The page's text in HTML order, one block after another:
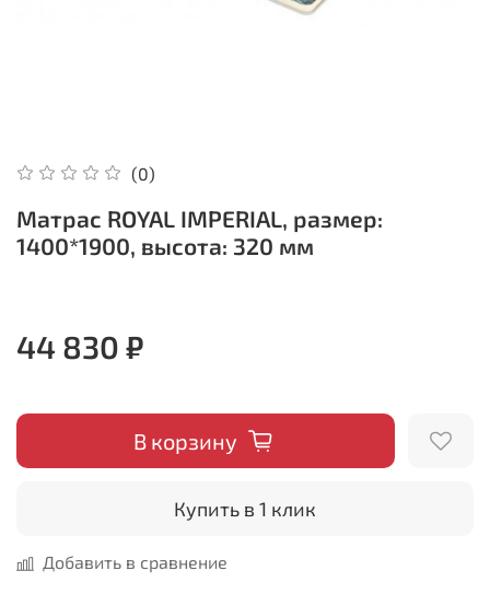
(0)
Матрас ROYAL IMPERIAL, размер:
1400*1900, высота: 320 мм
44 830 ₽
В корзину
Купить в 1 клик
Добавить в сравнение